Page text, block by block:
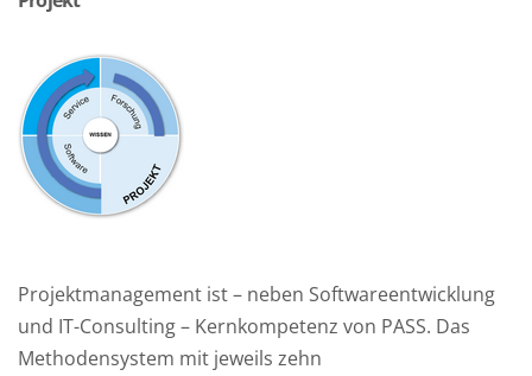
Projektmanagement ist – neben Softwareentwicklung
und IT-Consulting – Kernkompetenz von PASS. Das
Methodensystem mit jeweils zehn